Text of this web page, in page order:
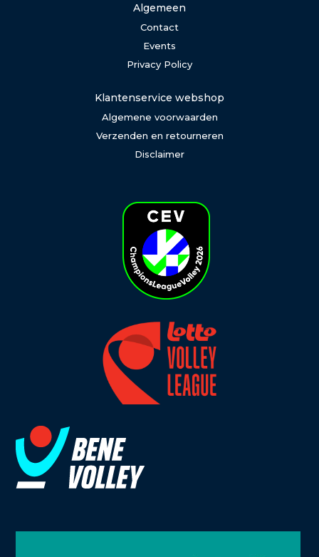
Algemeen
Contact
Events
Privacy Policy
Klantenservice webshop
Algemene voorwaarden
Verzenden en retourneren
Disclaimer